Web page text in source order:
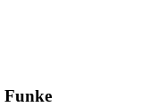
Funke